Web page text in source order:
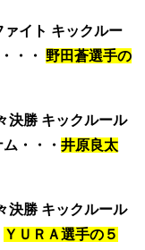
ァイト キックルー
・・・ 野田蒼選手の
決勝 キックルール
ム ・・・ 井原良太
決勝 キックルール
ＹＵＲＡ選手の５